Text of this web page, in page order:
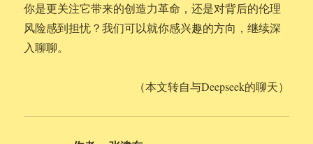
你是更关注它带来的创造力革命，还是对背后的伦理
风险感到担忧？我们可以就你感兴趣的方向，继续深
入聊聊。
（本文转自与Deepseek的聊天）